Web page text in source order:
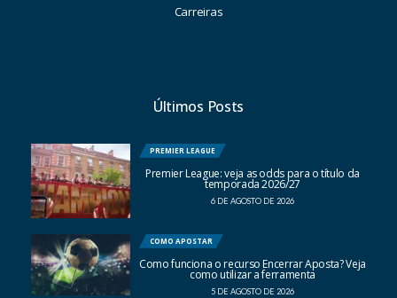
Carreiras
Últimos Posts
PREMIER LEAGUE
Premier League: veja as odds para o título da
temporada 2026/27
6 DE AGOSTO DE 2026
COMO APOSTAR
Como funciona o recurso Encerrar Aposta? Veja
como utilizar a ferramenta
5 DE AGOSTO DE 2026